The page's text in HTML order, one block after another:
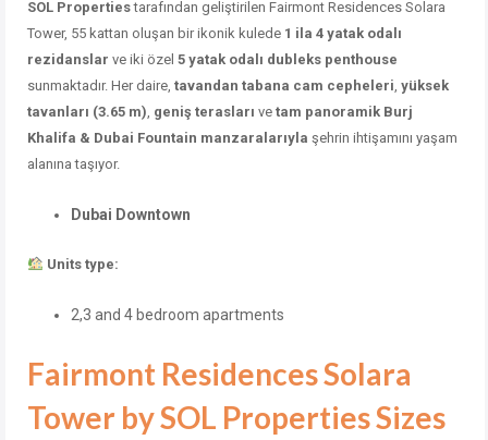
SOL Propertiestarafından geliştirilen Fairmont Residences Solara
Tower, 55 kattan oluşan bir ikonik kulede 1 ila 4 yatak odalı
rezidanslar ve iki özel 5 yatak odalı dubleks penthouse
sunmaktadır. Her daire, tavandan tabana cam cepheleri yüksek
tavanları (3.65 m) geniş terasları ve tam panoramik Burj
Khalifa & Dubai Fountain manzaralarıyla şehrin ihtişamını yaşam
alanına taşıyor.
Dubai Downtown
Units type:
2,3 and 4 bedroom apartments
Fairmont Residences Solara
Tower by SOL Properties Sizes